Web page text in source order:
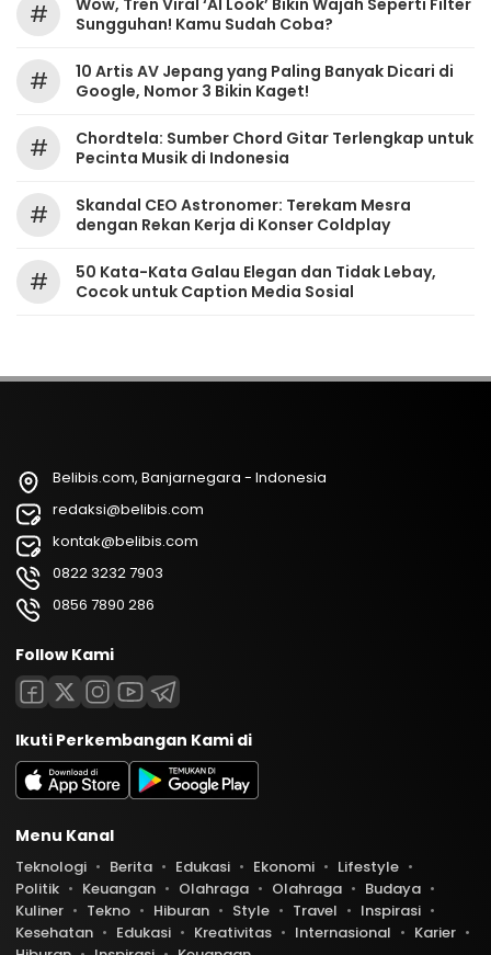
#
Wow, Tren Viral ‘AI Look’ Bikin Wajah Seperti Filter
Sungguhan! Kamu Sudah Coba?
#
10 Artis AV Jepang yang Paling Banyak Dicari di
Google, Nomor 3 Bikin Kaget!
#
Chordtela: Sumber Chord Gitar Terlengkap untuk
Pecinta Musik di Indonesia
#
Skandal CEO Astronomer: Terekam Mesra
dengan Rekan Kerja di Konser Coldplay
#
50 Kata-Kata Galau Elegan dan Tidak Lebay,
Cocok untuk Caption Media Sosial
Belibis.com, Banjarnegara - Indonesia
redaksi@belibis.com
kontak@belibis.com
0822 3232 7903
0856 7890 286
Follow Kami
Ikuti Perkembangan Kami di
Menu Kanal
Teknologi Berita Edukasi Ekonomi
Lifestyle
Politik
Keuangan Olahraga Olahraga
Budaya
Kuliner
Tekno Hiburan Style Travel
Inspirasi
Kesehatan
Edukasi Kreativitas Internasional
Karier